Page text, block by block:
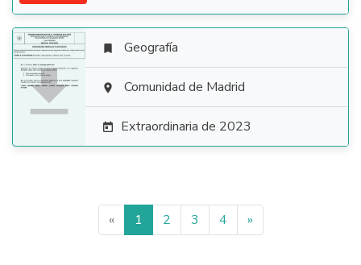

 Geografía
 Comunidad de Madrid
 Extraordinaria de 2023
« 1 2 3 4 »